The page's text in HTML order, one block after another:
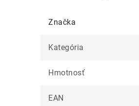
Značka
Kategória
Hmotnosť
EAN